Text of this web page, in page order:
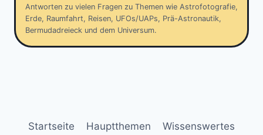
Antworten zu vielen Fragen zu Themen wie Astrofotografie,
Erde, Raumfahrt, Reisen, UFOs/UAPs, Prä-Astronautik,
Bermudadreieck und dem Universum.
Startseite Hauptthemen Wissenswertes